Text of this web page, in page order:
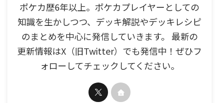
ポケカ歴6年以上。ポケカプレイヤーとしての
知識を生かしつつ、デッキ解説やデッキレシピ
のまとめを中心に発信していきます。 最新の
更新情報はX（旧Twitter）でも発信中！ぜひフ
ォローしてチェックしてください。